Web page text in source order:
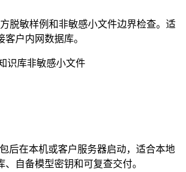
方脱敏样例和非敏感小文件边界检查。适
户内网数据库。
识库非敏感小文件
后在本机或客户服务器启动，适合本地
自备模型密钥和可复查交付。